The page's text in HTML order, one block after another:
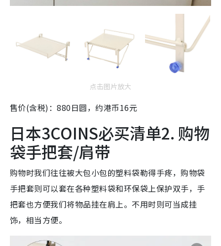
点击图片放大
售价(含税)：880日圆，约港币16元
日本3COINS必买清单2. 购物
袋手把套/肩带
购物时我们往往被大包小包的塑料袋勒得手疼，购物袋
手把套则可以套在各种塑料袋和环保袋上保护双手，手
把套也方便我们将物品挂在肩上。不用时则可当成挂
饰，相当方便。